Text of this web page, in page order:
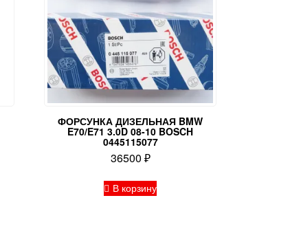
ФОРСУНКА ДИЗЕЛЬНАЯ BMW
E70/E71 3.0D 08-10 BOSCH
0445115077
36500 ₽
В корзину